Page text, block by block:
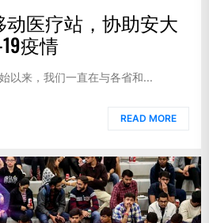
医疗站，协助安大
疫情
以来，我们一直在与各省和...
READ MORE